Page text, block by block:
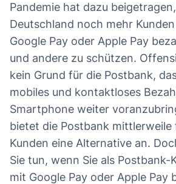
Pandemie hat dazu
Deutschland noch mehr
Google Pay oder Apple Pay
und andere zu schützen.
kein Grund für die Postbank,
mobiles und kontaktloses
Smartphone weiter
bietet die Postbank mittlerweile
Kunden eine Alternative an.
Sie tun, wenn Sie als
mit Google Pay oder Apple Pay